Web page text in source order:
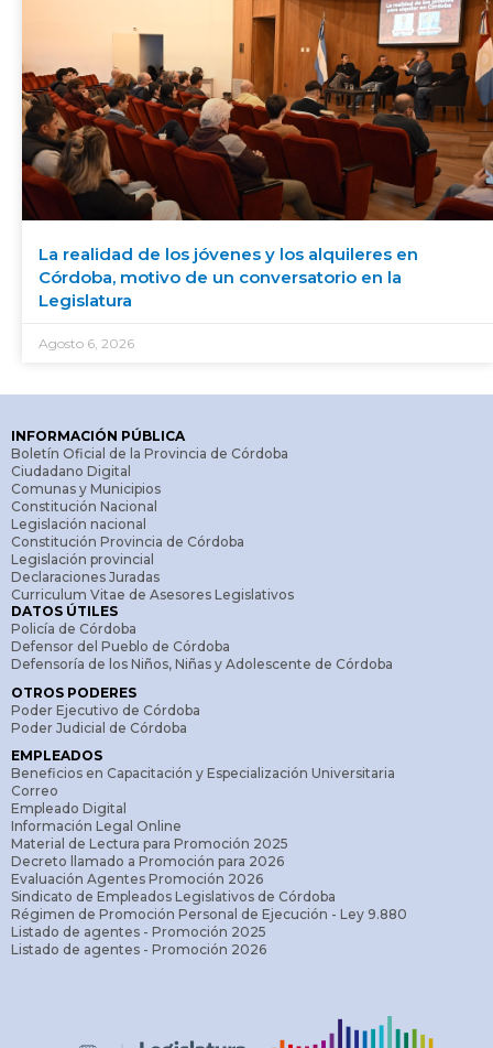
La realidad de los jóvenes y los alquileres en
Córdoba, motivo de un conversatorio en la
Legislatura
Agosto 6, 2026
INFORMACIÓN PÚBLICA
Boletín Oficial de la Provincia de Córdoba
Ciudadano Digital
Comunas y Municipios
Constitución Nacional
Legislación nacional
Constitución Provincia de Córdoba
Legislación provincial
Declaraciones Juradas
Curriculum Vitae de Asesores Legislativos
DATOS ÚTILES
Policía de Córdoba
Defensor del Pueblo de Córdoba
Defensoría de los Niños, Niñas y Adolescente de Córdoba
OTROS PODERES
Poder Ejecutivo de Córdoba
Poder Judicial de Córdoba
EMPLEADOS
Beneficios en Capacitación y Especialización Universitaria
Correo
Empleado Digital
Información Legal Online
Material de Lectura para Promoción 2025
Decreto llamado a Promoción para 2026
Evaluación Agentes Promoción 2026
Sindicato de Empleados Legislativos de Córdoba
Régimen de Promoción Personal de Ejecución - Ley 9.880
Listado de agentes - Promoción 2025
Listado de agentes - Promoción 2026